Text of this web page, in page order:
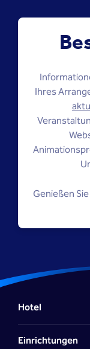
Ihres
Genießen
Hotel
Einrichtungen